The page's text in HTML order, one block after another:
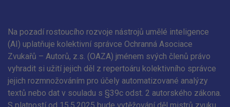
Na pozadí rostoucího rozvoje nástrojů umělé inteligence
(AI) uplatňuje kolektivní správce Ochranná Asociace
Zvukařů – Autorů, z.s. (OAZA) jménem svých členů právo
vyhradit si užití jejich děl z repertoáru kolektivního správce
jejich rozmnožováním pro účely automatizované analýzy
textů nebo dat v souladu s §39c odst. 2 autorského zákona.